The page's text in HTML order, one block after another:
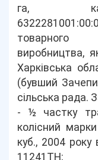
га,
товарного
виробництва,
Харківська
(бувший
сільська рада.
- ½ частку
колісний
куб., 2004 року
11241ТН;